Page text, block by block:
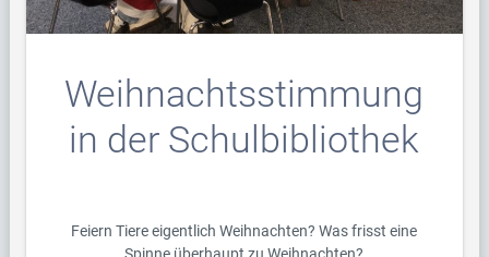
Weihnachtsstimmung
in der Schulbibliothek
Feiern Tiere eigentlich Weihnachten? Was frisst eine